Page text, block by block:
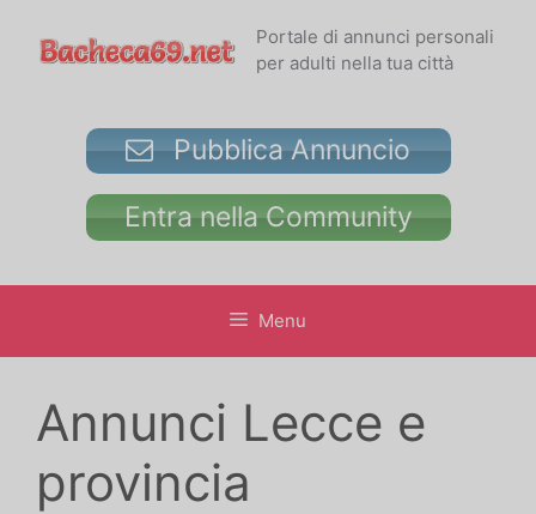
Portale di annunci personali
per adulti nella tua città
Pubblica Annuncio
Entra nella Community
Menu
Annunci Lecce e
provincia